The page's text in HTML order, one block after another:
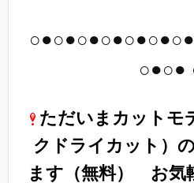
○●○●
ただいまカットモ
クドライカット ）
ます（無料） お気